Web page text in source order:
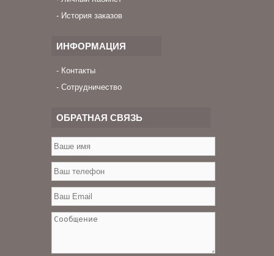
История заказов
ИНФОРМАЦИЯ
Контакты
Сотрудничество
ОБРАТНАЯ СВЯЗЬ